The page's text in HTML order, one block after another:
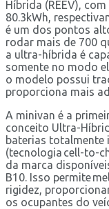
Híbrida (REEV),
80.3kWh,
é um dos pontos
rodar mais de 700
a ultra-híbrida é
somente no modo
o modelo possui
proporciona mais
A minivan é a
conceito Ultra-
baterias totalmente
(tecnologia cell-to-
da marca
B10. Isso permite
rigidez,
os ocupantes do